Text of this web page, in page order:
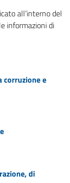
all’interno del
informazioni di
corruzione e
di